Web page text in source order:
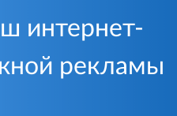
интернет-
рекламы